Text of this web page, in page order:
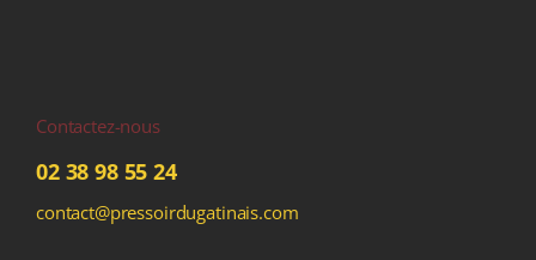
Contactez-nous
02 38 98 55 24
contact@pressoirdugatinais.com